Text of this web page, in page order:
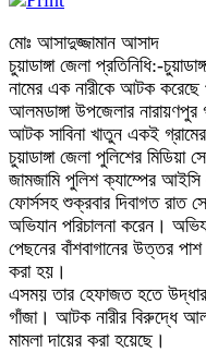
মোঃ আসাদুজ্জামান আসাদ ‌
চুয়াডাঙ্গা জেলা প্রতিনিধি:-
নামের এক নারীকে আটক
আলমডাঙ্গা উপজেলার
আটক সাবিনা খাতুন একই
চুয়াডাঙ্গা জেলা পুলিশের
জামজামি পুলিশ ক্যাম্পের
ফোর্সসহ শুক্রবার দিবাগত রাত
অভিযান পরিচালনা করেন।
পেছনের বাঁশবাগানের উত্তর
করা হয়।
এসময় তার হেফাজত হতে
গাঁজা। আটক নারীর বিরুদ্ধে
মামলা দায়ের করা হয়েছে।